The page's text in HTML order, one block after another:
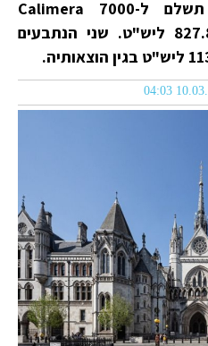
Capital Management תשלם ל-Calimera 7000
ליש"ט יחד עם ריבית 827.80 ליש"ט. שני הנתבעים